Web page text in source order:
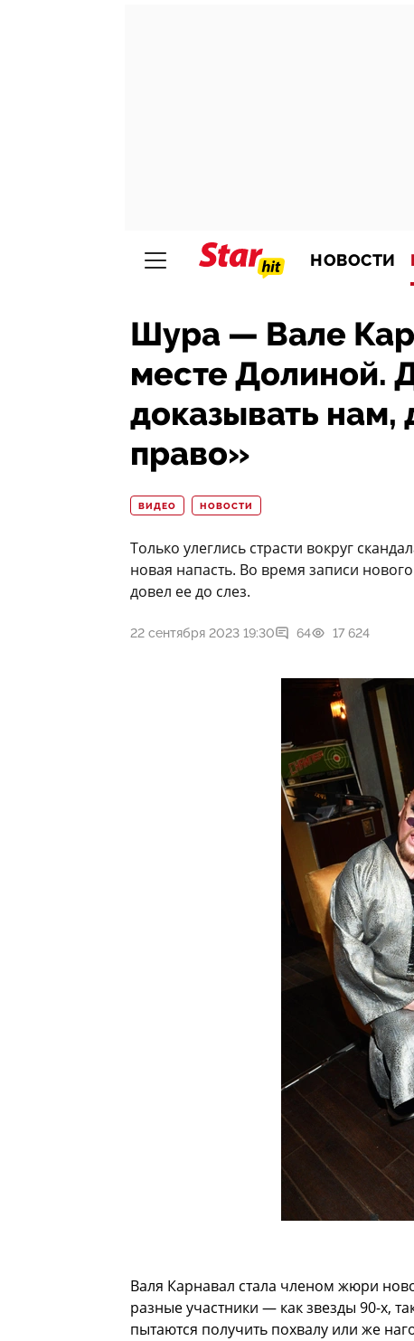
НОВОСТИ
Шура — Вале
месте Долиной.
доказывать
право»
ВИДЕО НОВОСТИ
Только улеглись страсти вокруг
новая напасть. Во время записи
довел ее до слез.
22 сентября 2023 19:30 64 17 624
Валя Карнавал стала членом жюри
разные участники — как звезды 90-х,
пытаются получить похвалу или же